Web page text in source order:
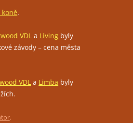
PRONÁJEM PROSTOR PRO
RESTAURACE LEVADA
.
VDL a Living byly
závody – cena města
VDL a Limba byly
.